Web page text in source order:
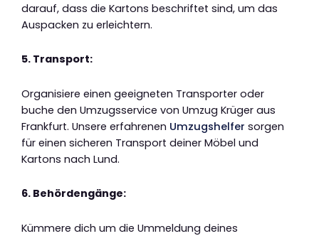
darauf, dass die Kartons beschriftet sind, um das
Auspacken zu erleichtern.
5. Transport:
Organisiere einen geeigneten Transporter oder
buche den Umzugsservice von Umzug Krüger aus
Frankfurt. Unsere erfahrenen Umzugshelfer sorgen
für einen sicheren Transport deiner Möbel und
Kartons nach Lund.
6. Behördengänge:
Kümmere dich um die Ummeldung deines